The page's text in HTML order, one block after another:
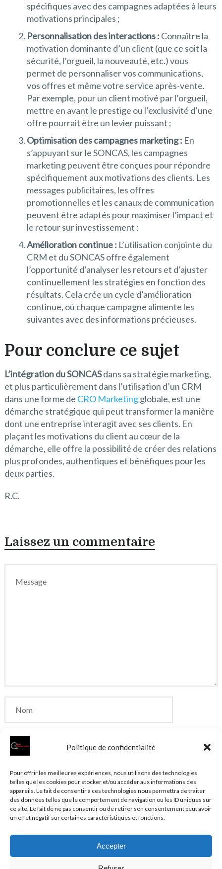
Politique de confidentialité
Pour offrir les meilleures expériences, nous utilisons des technologies
telles que les cookies pour stocker et/ou accéder aux informations des
appareils. Le fait de consentir à ces technologies nous permettra de traiter
des données telles que le comportement de navigation ou les ID uniques sur
ce site. Le fait de ne pas consentir ou de retirer son consentement peut avoir
un effet négatif sur certaines caractéristiques et fonctions.
Accepter
spécifiques avec des campagnes adaptées à leurs
motivations principales ;
Personnalisation des interactions : Connaître la
motivation dominante d’un client (que ce soit la
sécurité, l’orgueil, la nouveauté, etc.) vous
permet de personnaliser vos communications,
vos offres et même votre service après-vente.
Par exemple, pour un client motivé par l’orgueil,
mettre en avant le prestige ou l’exclusivité d’une
offre pourrait être un levier puissant ;
Optimisation des campagnes marketing : En
s’appuyant sur le SONCAS, les campagnes
marketing peuvent être conçues pour répondre
spécifiquement aux motivations des clients. Les
messages publicitaires, les offres
promotionnelles et les canaux de communication
peuvent être adaptés pour maximiser l’impact et
le retour sur investissement ;
Amélioration continue : L’utilisation conjointe du
CRM et du SONCAS offre également
l’opportunité d’analyser les retours et d’ajuster
continuellement les stratégies en fonction des
résultats. Cela crée un cycle d’amélioration
continue, où chaque campagne alimente les
suivantes avec des informations précieuses.
Pour conclure ce sujet
L’intégration du SONCASdans sa stratégie marketing,
et plus particulièrement dans l’utilisation d’un CRM
dans une forme de CRO Marketingglobale, est une
démarche stratégique qui peut transformer la manière
dont une entreprise interagit avec ses clients. En
plaçant les motivations du client au cœur de la
démarche, elle offre la possibilité de créer des relations
plus profondes, authentiques et bénéfiques pour les
deux parties.
R.C.
Laissez un commentaire
Enregistrer mon nom, mon e-mail et mon site dans
le navigateur pour mon prochain commentaire.
Actualité au sens large